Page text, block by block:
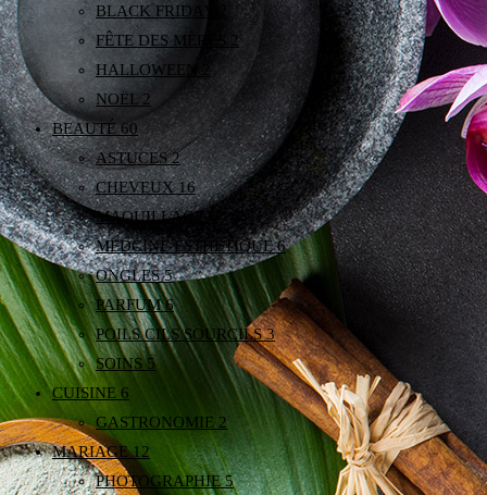
BLACK FRIDAY
FÊTE DES MÈRES
2
HALLOWEEN
2
NOËL 2
BEAUTÉ60
ASTUCES2
CHEVEUX16
MAQUILLAGE
MEDCINE ESTHETIQUE6
ONGLES5
PARFUM6
POILS CILS SOURCILS3
SOINS5
CUISINE 6
GASTRONOMIE 2
MARIAGE12
PHOTOGRAPHIE5